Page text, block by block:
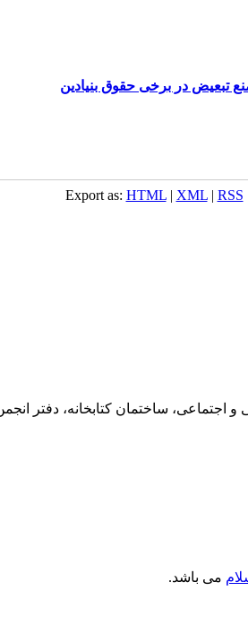
تبعیض در برخی حقوق بنیادین
Export as: HTML| XML| RSS
می باشد.